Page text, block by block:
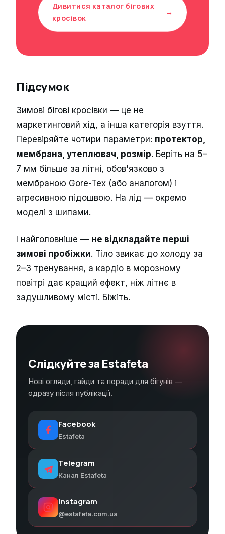
Дивитися каталог бігових
кросівок
→
Підсумок
Зимові бігові кросівки — це не
маркетинговий хід, а інша категорія взуття.
Перевіряйте чотири параметри: протектор,
мембрана, утеплювач, розмір. Беріть на 5–
7 мм більше за літні, обов'язково з
мембраною Gore-Tex (або аналогом) і
агресивною підошвою. На лід — окремо
моделі з шипами.
І найголовніше — не відкладайте перші
зимові пробіжки. Тіло звикає до холоду за
2–3 тренування, а кардіо в морозному
повітрі дає кращий ефект, ніж літнє в
задушливому місті. Біжіть.
Слідкуйте за Estafeta
Нові огляди, гайди та поради для бігунів —
одразу після публікації.
Facebook
Estafeta
Telegram
Канал Estafeta
Instagram
@estafeta.com.ua